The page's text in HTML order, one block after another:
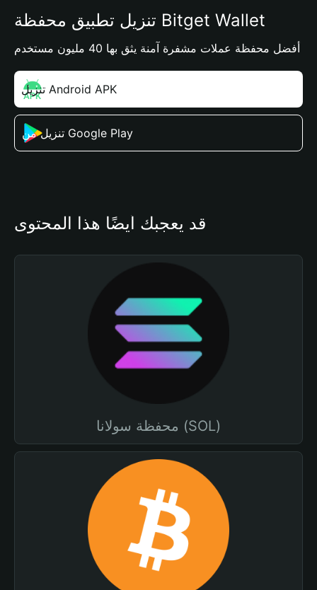
تنزيل تطبيق محفظة Bitget Wallet
أفضل محفظة عملات مشفرة آمنة يثق بها 40 مليون مستخدم
تنزيل Android APK
تنزيل من Google Play
قد يعجبك أيضًا هذا المحتوى
محفظة سولانا (SOL)